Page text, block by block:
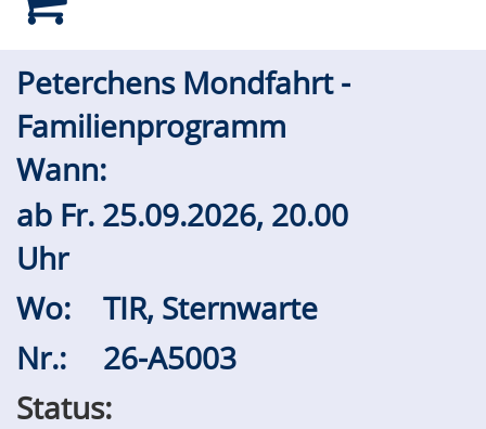
Peterchens Mondfahrt -
Familienprogramm
Wann:
ab Fr. 25.09.2026, 20.00
Uhr
Wo:
TIR, Sternwarte
Nr.:
26-A5003
Status: